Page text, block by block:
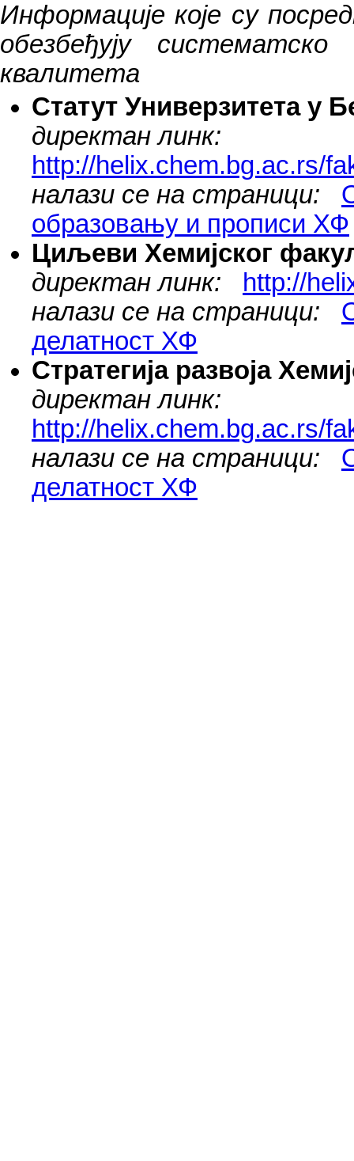
Информације које су
обезбеђују
квалитета
Статут Универзитета у
директан линк:
http://helix.chem.bg.ac.rs/
налази се на страници:
образовању и прописи ХФ
Циљеви Хемијског
директан линк:
http://
налази се на страници:
делатност ХФ
Стратегија развоја
директан линк:
http://helix.chem.bg.ac.rs/
налази се на страници:
делатност ХФ